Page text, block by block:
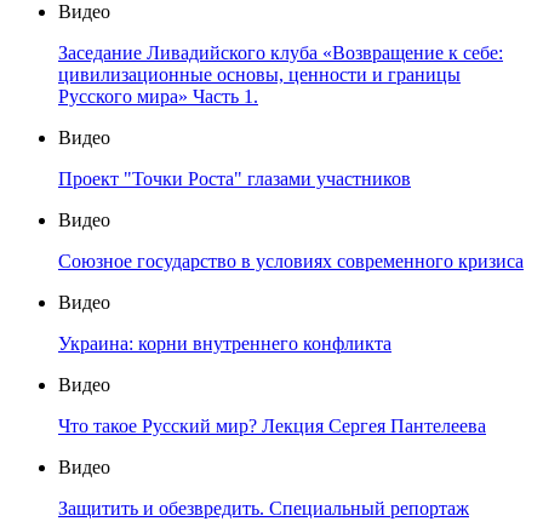
Видео
Заседание Ливадийского клуба «Возвращение к себе:
цивилизационные основы, ценности и границы
Русского мира» Часть 1.
Видео
Проект "Точки Роста" глазами участников
Видео
Союзное государство в условиях современного кризиса
Видео
Украина: корни внутреннего конфликта
Видео
Что такое Русский мир? Лекция Сергея Пантелеева
Видео
Защитить и обезвредить. Специальный репортаж